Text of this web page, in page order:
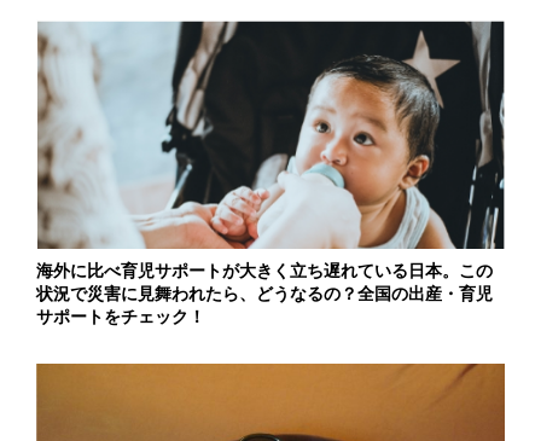
海外に比べ育児サポートが大きく立ち遅れている日本。この
状況で災害に見舞われたら、どうなるの？全国の出産・育児
サポートをチェック！